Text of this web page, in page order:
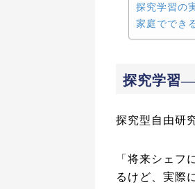
探究学習の
家庭ででき
探究学習
探究型自由研
「将来シェ
るけど、実際